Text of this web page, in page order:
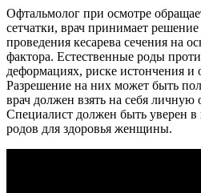
Офтальмолог при осмотре
сетчатки, врач принимает
проведения кесарева сечения на
фактора. Естественные роды
деформациях, риске истончения и
Разрешение на них может быть
врач должен взять на себя личную
Специалист должен быть уверен в
родов для здоровья женщины.